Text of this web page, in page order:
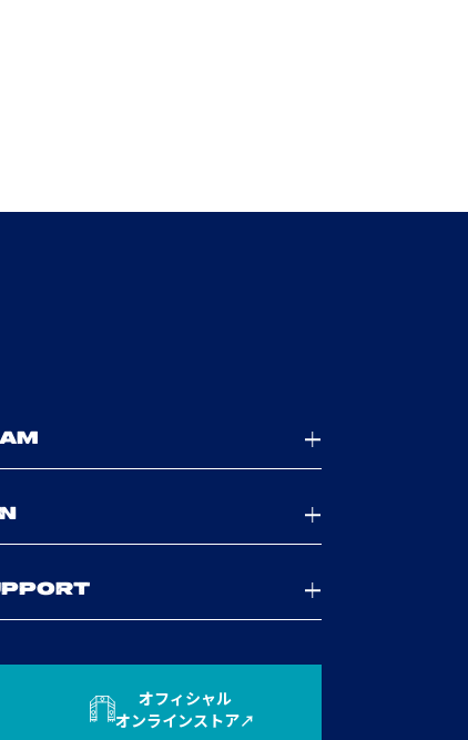
オフィシャル
オンラインストア